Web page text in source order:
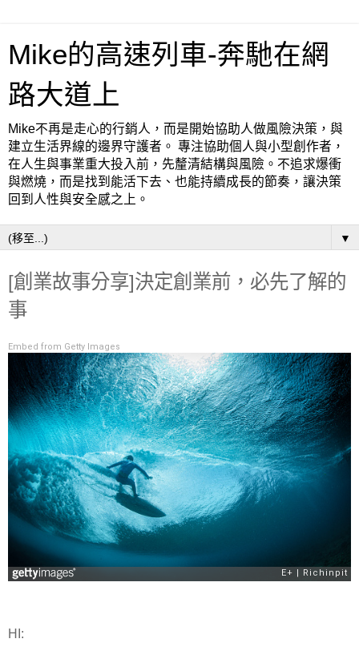
Mike的高速列車-奔馳在網
路大道上
Mike不再是走心的行銷人，而是開始協助人做風險決策，與
建立生活界線的邊界守護者。 專注協助個人與小型創作者，
在人生與事業重大投入前，先釐清結構與風險。不追求爆衝
與燃燒，而是找到能活下去、也能持續成長的節奏，讓決策
回到人性與安全感之上。
▼
[創業故事分享]決定創業前，必先了解的
事
Embed from Getty Images
HI: